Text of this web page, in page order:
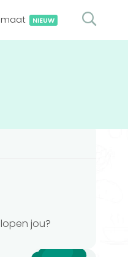
NIEUW
jou?